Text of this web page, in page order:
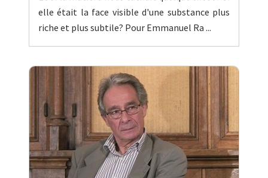
elle était la face visible d'une substance plus
riche et plus subtile? Pour Emmanuel Ra ...